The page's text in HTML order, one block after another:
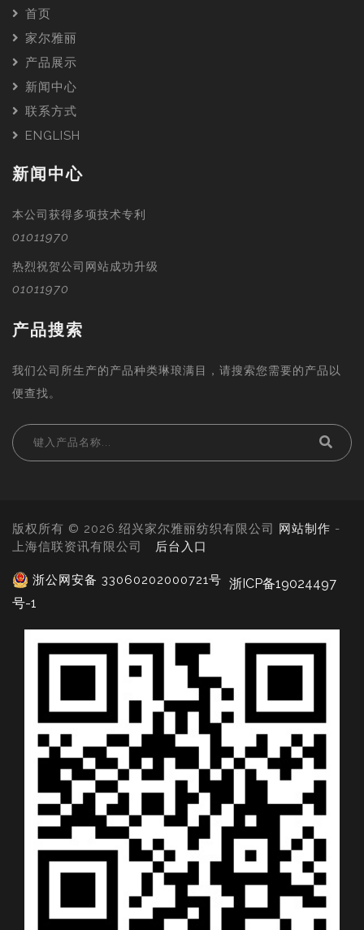
首页
家尔雅丽
产品展示
新闻中心
联系方式
ENGLISH
新闻中心
本公司获得多项技术专利
01011970
热烈祝贺公司网站成功升级
01011970
产品搜索
我们公司所生产的产品种类琳琅满目，请搜索您需要的产品以
便查找。
版权所有 © 2026.绍兴家尔雅丽纺织有限公司 网站制作 -
上海信联资讯有限公司 后台入口
浙公网安备 33060202000721号 浙ICP备19024497
号-1